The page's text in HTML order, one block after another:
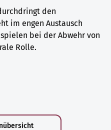
den
im engen Austausch
bei der Abwehr von
Rolle.